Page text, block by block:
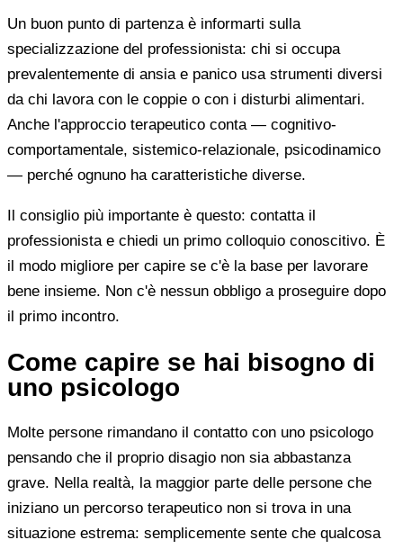
Un buon punto di partenza è informarti sulla
specializzazione del professionista: chi si occupa
prevalentemente di ansia e panico usa strumenti diversi
da chi lavora con le coppie o con i disturbi alimentari.
Anche l'approccio terapeutico conta — cognitivo-
comportamentale, sistemico-relazionale, psicodinamico
— perché ognuno ha caratteristiche diverse.
Il consiglio più importante è questo: contatta il
professionista e chiedi un primo colloquio conoscitivo. È
il modo migliore per capire se c'è la base per lavorare
bene insieme. Non c'è nessun obbligo a proseguire dopo
il primo incontro.
Come capire se hai bisogno di
uno psicologo
Molte persone rimandano il contatto con uno psicologo
pensando che il proprio disagio non sia abbastanza
grave. Nella realtà, la maggior parte delle persone che
iniziano un percorso terapeutico non si trova in una
situazione estrema: semplicemente sente che qualcosa